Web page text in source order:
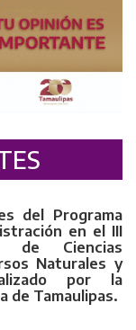
del Programa
en el III
de Ciencias
Naturales y
por la
de Tamaulipas.